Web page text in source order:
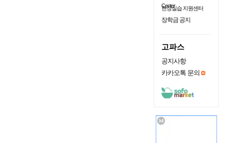
Center
현장실습 지원센터
장학금 공지
고파스
공지사항
카카오톡 문의